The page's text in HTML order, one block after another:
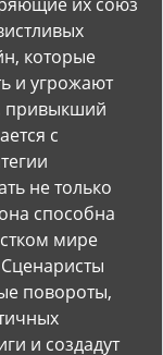
которые
и угрожают
привыкший
с
не только
способна
мире
повороты,
и создадут